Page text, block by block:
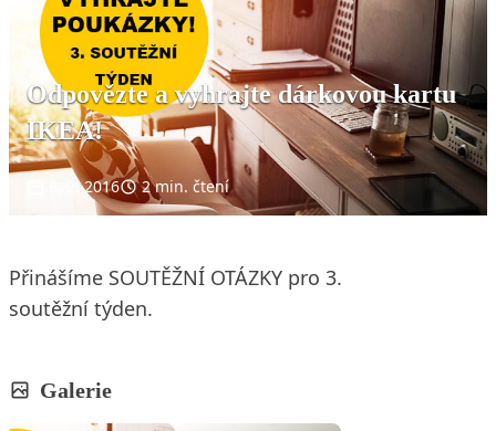
Odpovězte a vyhrajte dárkovou kartu
IKEA!
8. 2. 2016 2 min. čtení
Přinášíme SOUTĚŽNÍ OTÁZKY pro 3.
soutěžní týden.
Galerie